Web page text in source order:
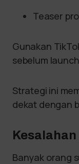
Teaser
Gunakan
sebelum
Strategi ini
dekat dengan
Banyak orang